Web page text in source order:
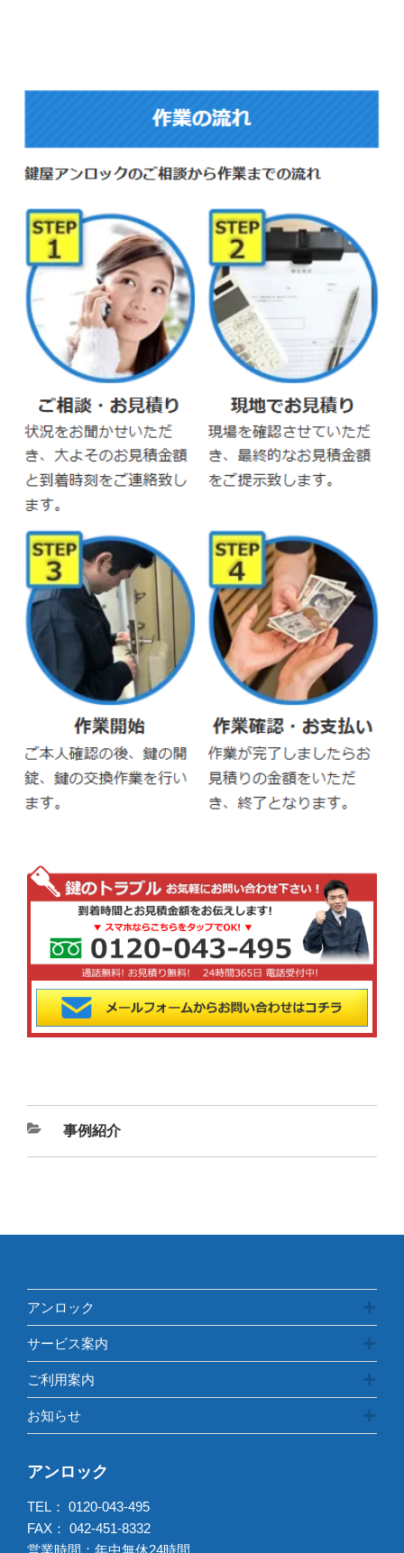
カ
テ
事例紹介
アンロック
サービス案内
ご利用案内
お知らせ
アンロック
TEL： 0120-043-495
FAX： 042-451-8332
営業時間：年中無休24時間